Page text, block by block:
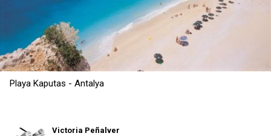
Playa Kaputas - Antalya
Victoria Peñalver